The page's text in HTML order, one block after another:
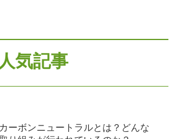
気記事
カーボンニュートラルとは？どんな